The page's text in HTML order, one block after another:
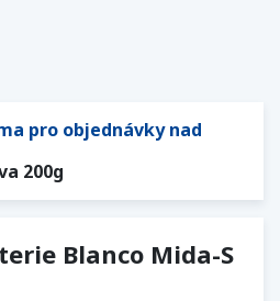
pro objednávky nad
200g
Blanco Mida-S